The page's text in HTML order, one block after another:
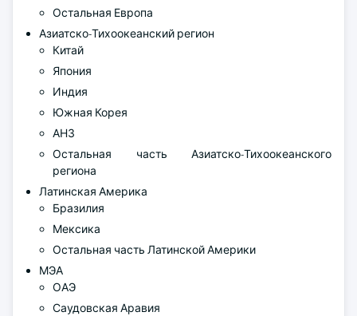
Остальная Европа
Азиатско-Тихоокеанский регион
Китай
Япония
Индия
Южная Корея
АНЗ
Остальная часть Азиатско-Тихоокеанского
региона
Латинская Америка
Бразилия
Мексика
Остальная часть Латинской Америки
МЭА
ОАЭ
Саудовская Аравия